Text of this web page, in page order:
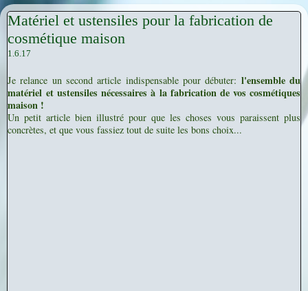
Matériel et ustensiles pour la fabrication de
cosmétique maison
1.6.17
Je relance un second article indispensable pour débuter: l'ensemble du
matériel et ustensiles nécessaires à la fabrication de vos cosmétiques
maison !
Un petit article bien illustré pour que les choses vous paraissent plus
concrètes, et que vous fassiez tout de suite les bons choix...